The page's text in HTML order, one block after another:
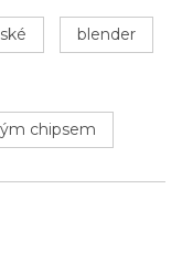
blender
chipsem